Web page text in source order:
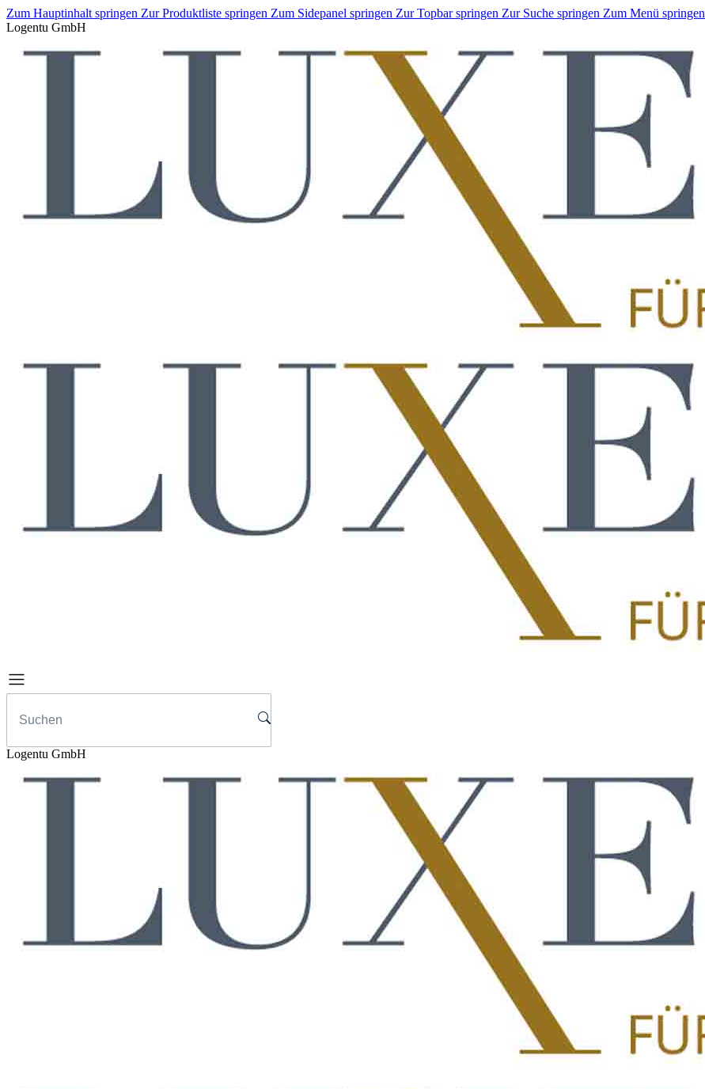
Zum Hauptinhalt springen Zur Produktliste springen Zum Sidepanel springen Zur Topbar springen Zur Suche springen Zum Menü springen
Logentu GmbH
Logentu GmbH